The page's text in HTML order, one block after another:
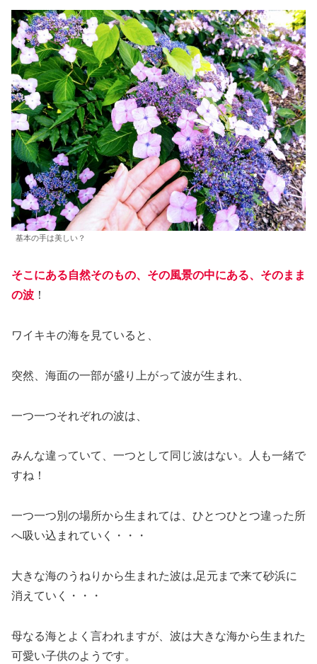
基本の手は美しい？
そこにある自然そのもの、その風景の中にある、そのまま
の波 ！
ワイキキの海を見ていると、
突然、海面の一部が盛り上がって波が生まれ、
一つ一つそれぞれの波は、
みんな違っていて、一つとして同じ波はない。人も一緒で
すね！
一つ一つ別の場所から生まれては、ひとつひとつ違った所
へ吸い込まれていく・・・
大きな海のうねりから生まれた波は,足元まで来て砂浜に
消えていく・・・
母なる海とよく言われますが、波は大きな海から生まれた
可愛い子供のようです。